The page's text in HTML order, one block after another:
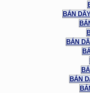
BÁN
BÁN
BÁN